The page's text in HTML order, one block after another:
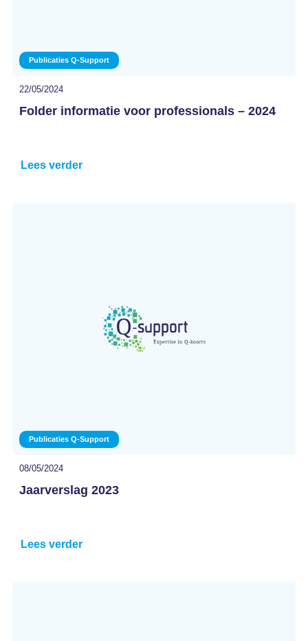
Publicaties Q-Support
22/05/2024
Folder informatie voor professionals – 2024
Lees verder
Publicaties Q-Support
08/05/2024
Jaarverslag 2023
Lees verder